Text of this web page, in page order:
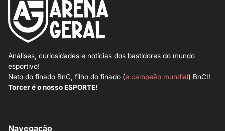
Análises, curiosidades e notícias dos bastidores do mundo
esportivo!
Neto do finado BnC, filho do finado (e campeão mundial) BnCI!
Torcer é o nosso ESPORTE!
Navegação